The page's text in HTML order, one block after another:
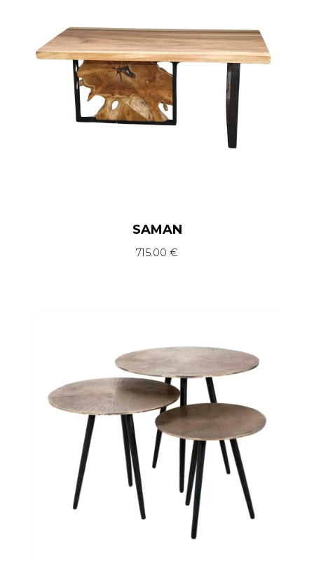
SAMAN
715.00 €